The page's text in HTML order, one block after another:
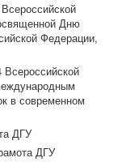
Дню
Федерации,
в современном
ДГУ
ДГУ